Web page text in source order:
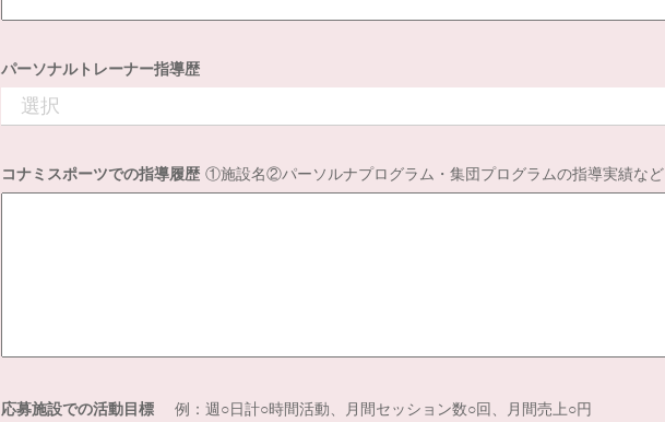
パーソナルトレーナー指導歴
コナミスポーツでの指導履歴 ①施設名②パーソルナプログラム・集団プログラムの指導実績など
応募施設での活動目標 例：週○日計○時間活動、月間セッション数○回、月間売上○円